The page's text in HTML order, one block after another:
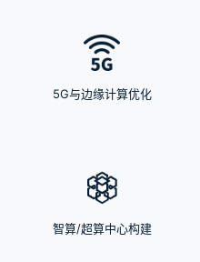
5G与边缘计算优化
智算/超算中心构建